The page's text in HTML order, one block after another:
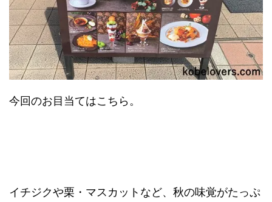
今回のお目当てはこちら。
イチジクや栗・マスカットなど、秋の味覚がたっぷ